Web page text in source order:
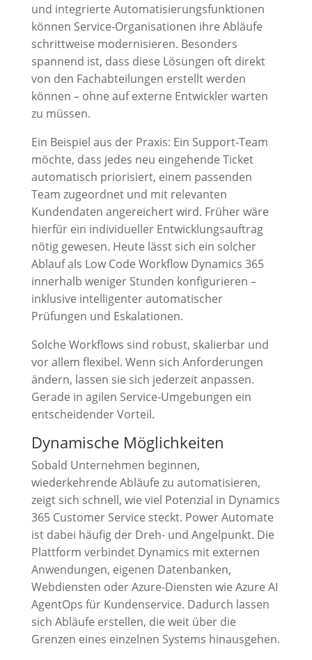
und integrierte Automatisierungsfunktionen
können Service-Organisationen ihre Abläufe
schrittweise modernisieren. Besonders
spannend ist, dass diese Lösungen oft direkt
von den Fachabteilungen erstellt werden
können – ohne auf externe Entwickler warten
zu müssen.
Ein Beispiel aus der Praxis: Ein Support-Team
möchte, dass jedes neu eingehende Ticket
automatisch priorisiert, einem passenden
Team zugeordnet und mit relevanten
Kundendaten angereichert wird. Früher wäre
hierfür ein individueller Entwicklungsauftrag
nötig gewesen. Heute lässt sich ein solcher
Ablauf als Low Code Workflow Dynamics 365
innerhalb weniger Stunden konfigurieren –
inklusive intelligenter automatischer
Prüfungen und Eskalationen.
Solche Workflows sind robust, skalierbar und
vor allem flexibel. Wenn sich Anforderungen
ändern, lassen sie sich jederzeit anpassen.
Gerade in agilen Service-Umgebungen ein
entscheidender Vorteil.
Dynamische Möglichkeiten
Sobald Unternehmen beginnen,
wiederkehrende Abläufe zu automatisieren,
zeigt sich schnell, wie viel Potenzial in Dynamics
365 Customer Service steckt. Power Automate
ist dabei häufig der Dreh- und Angelpunkt. Die
Plattform verbindet Dynamics mit externen
Anwendungen, eigenen Datenbanken,
Webdiensten oder Azure-Diensten wie Azure AI
AgentOps für Kundenservice. Dadurch lassen
sich Abläufe erstellen, die weit über die
Grenzen eines einzelnen Systems hinausgehen.